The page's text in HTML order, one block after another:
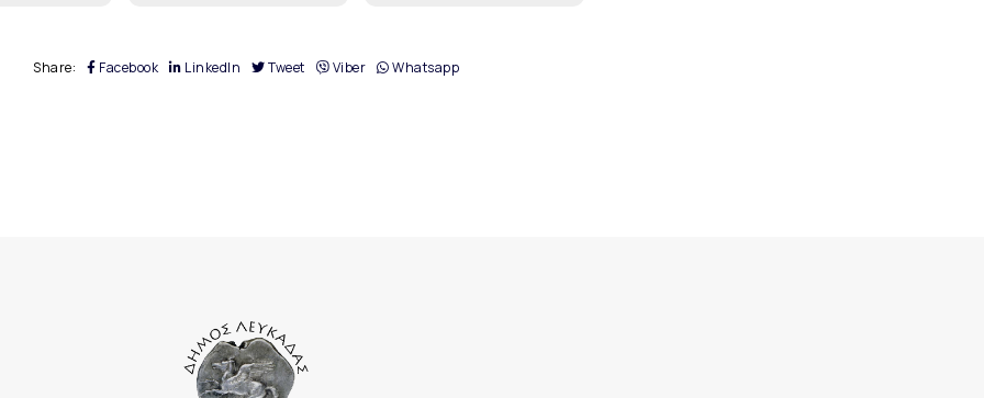
Share: Facebook LinkedIn Tweet Viber Whatsapp